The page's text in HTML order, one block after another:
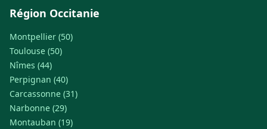
Région Occitanie
Montpellier (50)
Toulouse (50)
Nîmes (44)
Perpignan (40)
Carcassonne (31)
Narbonne (29)
Montauban (19)